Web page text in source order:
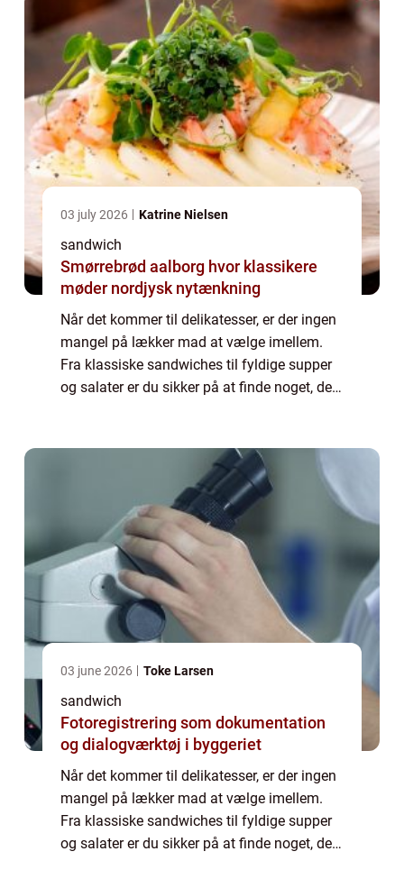
03 july 2026 Katrine Nielsen
sandwich
Smørrebrød aalborg hvor klassikere
møder nordjysk nytænkning
Når det kommer til delikatesser, er der ingen
mangel på lækker mad at vælge imellem.
Fra klassiske sandwiches til fyldige supper
og salater er du sikker på at finde noget, der
03 june 2026 Toke Larsen
sandwich
Fotoregistrering som dokumentation
og dialogværktøj i byggeriet
Når det kommer til delikatesser, er der ingen
mangel på lækker mad at vælge imellem.
Fra klassiske sandwiches til fyldige supper
og salater er du sikker på at finde noget, der